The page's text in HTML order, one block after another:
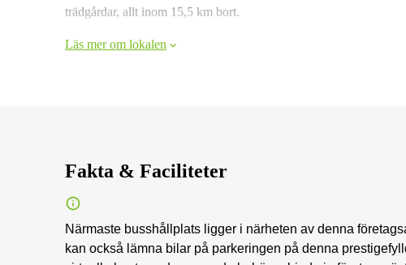
trädgårdar, allt inom 15,5 km bort.
Läs mer om lokalen
Fakta & Faciliteter
Närmaste busshållplats ligger i närheten av denna
kan också lämna bilar på parkeringen på denna